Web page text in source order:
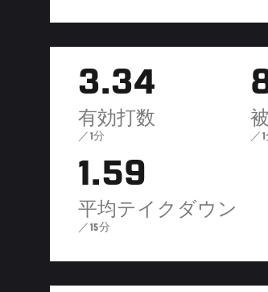
3.34
有効打数
／1分 ／1
1.59
平均テイクダウン
／15分